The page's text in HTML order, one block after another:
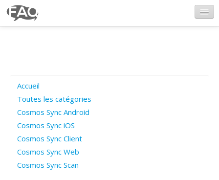
Poser une question
Questions ouvertes
Connexion
Accueil
Toutes les catégories
Cosmos Sync Android
Cosmos Sync iOS
Cosmos Sync Client
Cosmos Sync Web
Cosmos Sync Scan